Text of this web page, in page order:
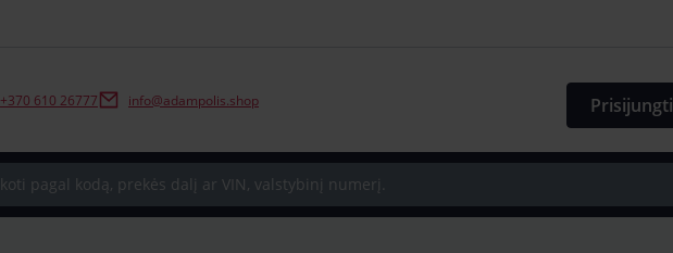
+370 610 26777 info@adampolis.shop Prisijungti